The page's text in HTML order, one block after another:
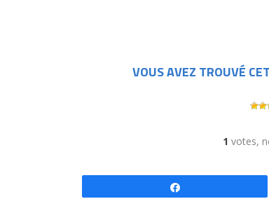
VOUS AVEZ TROUVÉ
1 votes,